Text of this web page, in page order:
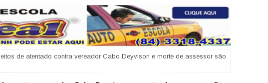
de atentado contra vereador Cabo Deyvison e morte de assessor são